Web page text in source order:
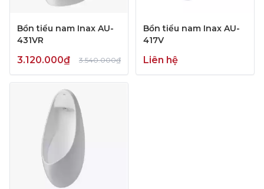
Bồn tiểu nam Inax AU-
431VR
3.120.000₫ 3.540.000₫
Bồn tiểu nam Inax AU-
417V
Liên hệ